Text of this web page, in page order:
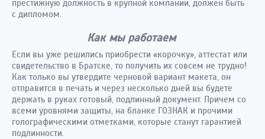
престижную должность в крупной компании, должен быть
с дипломом.
Как мы работаем
Если вы уже решились приобрести «корочку», аттестат или
свидетельство в Братске, то получить их совсем не трудно!
Как только вы утвердите черновой вариант макета, он
отправится в печать и через несколько дней вы будете
держать в руках готовый, подлинный документ. Причем со
всеми уровнями защиты, на бланке ГОЗНАК и прочими
голографическими отметками, которые станут гарантией
подлинности.